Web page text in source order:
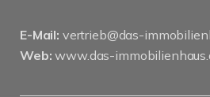
E-Mail: vertrieb@das-
Web: www.das-